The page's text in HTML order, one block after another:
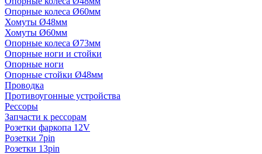
Опорные колеса Ø60мм
Хомуты Ø48мм
Хомуты Ø60мм
Опорные колеса Ø73мм
Опорные ноги и стойки
Опорные ноги
Опорные стойки Ø48мм
Проводка
Противоугонные устройства
Рессоры
Запчасти к рессорам
Розетки фаркопа 12V
Розетки 7pin
Розетки 13pin